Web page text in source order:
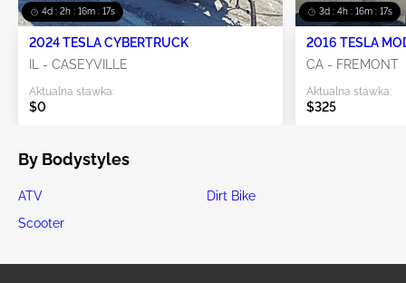
4d : 2h : 16m : 16s
2024 TESLA CYBERTRUCK
IL - CASEYVILLE
Aktualna stawka:
$0
3d : 4h : 16m : 16s
2016 TESLA
CA - FREMONT
Aktualna stawka:
$325
By Bodystyles
ATV
Dirt Bike
Scooter